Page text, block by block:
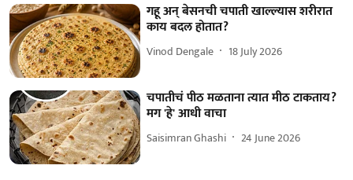
गहू अन् बेसनची चपाती खाल्ल्यास शरीरात
काय बदल होतात?
Vinod Dengale 18 July 2026
चपातीचं पीठ मळताना त्यात मीठ टाकताय?
मग 'हे' आधी वाचा
Saisimran Ghashi 24 June 2026